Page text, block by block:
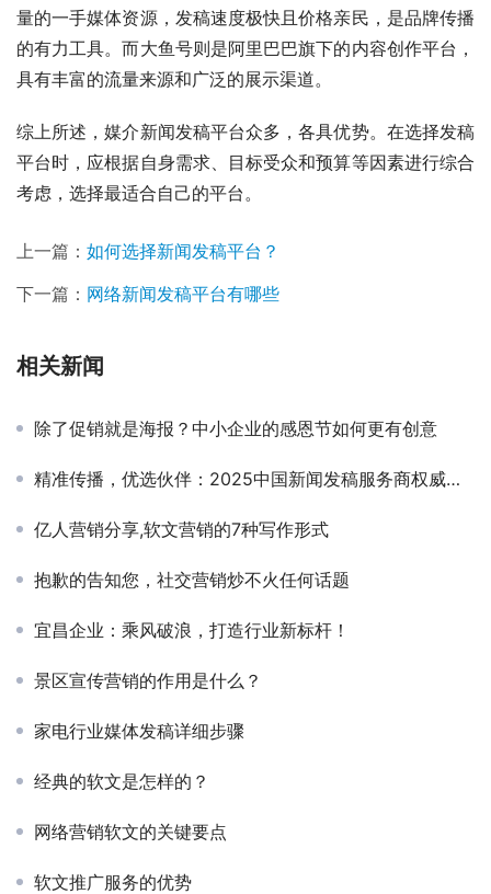
量的一手媒体资源，发稿速度极快且价格亲民，是品牌传播
的有力工具。而大鱼号则是阿里巴巴旗下的内容创作平台，
具有丰富的流量来源和广泛的展示渠道。
综上所述，媒介新闻发稿平台众多，各具优势。在选择发稿
平台时，应根据自身需求、目标受众和预算等因素进行综合
考虑，选择最适合自己的平台。
上一篇： 如何选择新闻发稿平台？
下一篇： 网络新闻发稿平台有哪些
相关新闻
除了促销就是海报？中小企业的感恩节如何更有创意
精准传播，优选伙伴：2025中国新闻发稿服务商权威推荐
亿人营销分享,软文营销的7种写作形式
抱歉的告知您，社交营销炒不火任何话题
宜昌企业：乘风破浪，打造行业新标杆！
景区宣传营销的作用是什么？
家电行业媒体发稿详细步骤
经典的软文是怎样的？
网络营销软文的关键要点
软文推广服务的优势